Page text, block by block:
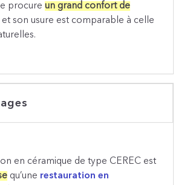
procureun grand confort de
et son usure est comparable à celle
en céramique de type CEREC est
qu’une restauration en